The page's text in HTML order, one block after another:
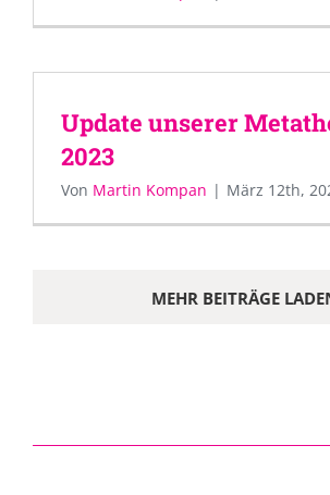
Update unserer
2023
Von Martin Kompan | März 12th,
MEHR BEITRÄGE